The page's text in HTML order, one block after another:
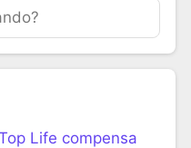
Life compensa